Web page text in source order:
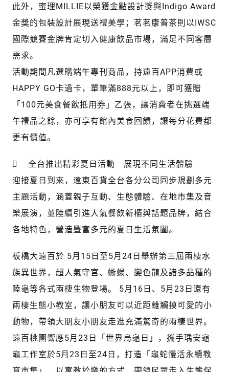
此外，蜜理MILLIE以榮獲金點設計獎與Indigo Award
金獎的包裝設計展現送禮美學；茗茗康普茶則以IWSC
國際競賽金牌肯定切入健康飲品市場，滿足不同客層
需求。
活動期間凡選購端午專刊商品，持遠百APP消費或
HAPPY GO卡過卡，單筆滿888元以上，即可獲贈
「100元美食餐飲抵用券」乙張，讓消費者在挑選端
午禮品之餘，亦可享有館內美食回饋，讓每分花費都
更有價值。
 全台推出精彩夏日活動 展現不同生活體驗
迎接夏日到來，遠東百貨全台各分公司同步規劃多元
主題活動，涵蓋親子互動、生態體驗、在地市集及音
樂展演，並陸續引進人氣餐飲新櫃與話題品牌，結合
各地特色，營造豐富多元的夏日生活氛圍。
板橋大遠百於 5月15日至5月24日舉辦第三屆兩棲水
族異世界，超人氣守宮、蜥蜴、變色龍及諸多品種的
陸龜等各式兩棲生物登場。 5月16日、5月23日還有
兩棲生態小教室，讓小朋友可以近距離觸摸可愛的小
動物，帶領大朋友小朋友走進充滿驚奇的兩棲世界。
遠百桃園響應5月23日「世界烏龜日」，攜手瑀安龜
龜工作室於5月23日至24日，打造「龜蛇慢活永續教